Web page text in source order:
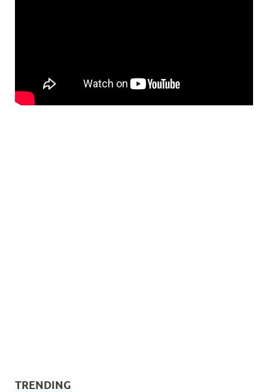
TRENDING